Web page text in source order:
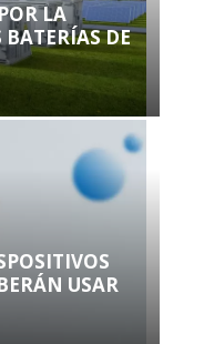
LA
BATERÍAS DE
USAR